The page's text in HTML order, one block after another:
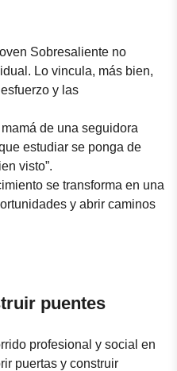
Sobresaliente no
Lo vincula, más bien,
y las
de una seguidora
estudiar se ponga de
visto”.
se transforma en una
y abrir caminos
puentes
profesional y social en
puertas y construir